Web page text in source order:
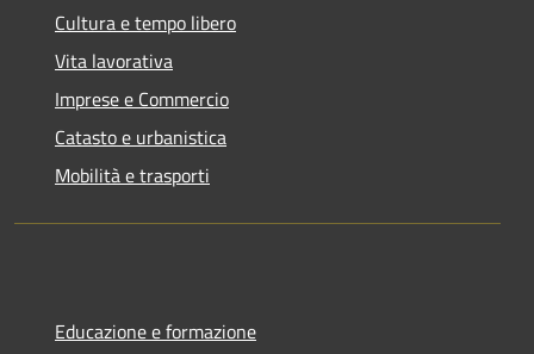
Cultura e tempo libero
Vita lavorativa
Imprese e Commercio
Catasto e urbanistica
Mobilità e trasporti
Educazione e formazione